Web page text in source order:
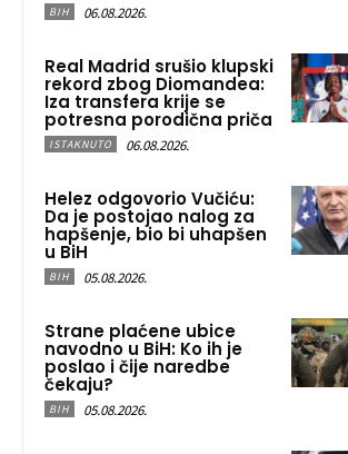
BIH 06.08.2026.
Real Madrid srušio klupski
rekord zbog Diomandea:
Iza transfera krije se
potresna porodična priča
ISTAKNUTO 06.08.2026.
Helez odgovorio Vučiću:
Da je postojao nalog za
hapšenje, bio bi uhapšen
u BiH
BIH 05.08.2026.
Strane plaćene ubice
navodno u BiH: Ko ih je
poslao i čije naredbe
čekaju?
BIH 05.08.2026.